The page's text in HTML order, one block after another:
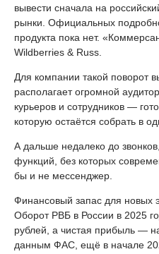
вывести сначала на
рынки. Официальных
продукта пока нет.
Wildberries & Russ.
Для компании такой поворот
располагает огромной
курьеров и сотрудников —
которую остаётся собрать в
А дальше недалеко до
функций, без которых
бы и не мессенджер.
Финансовый запас для новых
Оборот РВБ в России в 2025
рублей, а чистая прибыль —
данным ФАС, ещё в начале